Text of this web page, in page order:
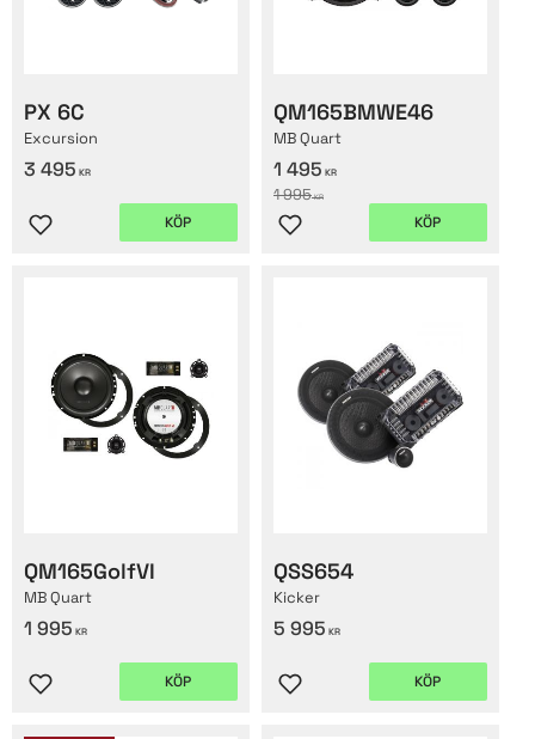
PX 6C
Excursion
3 495 KR
Lägg till i favoriter
KÖP
QM165BMWE46
MB Quart
1 495 KR
1 995KR
Lägg till i favoriter
KÖP
QM165GolfVI
MB Quart
1 995 KR
Lägg till i favoriter
KÖP
QSS654
Kicker
5 995 KR
Lägg till i favoriter
KÖP